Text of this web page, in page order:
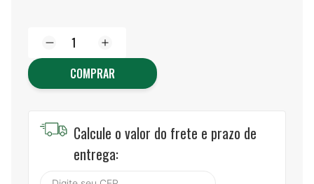
COMPRAR
Calcule o valor do frete e prazo de
entrega: